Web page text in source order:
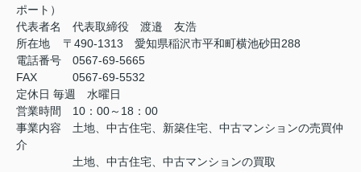
ポート）
代表者名 代表取締役 渡邉 友浩
所在地 〒490-1313 愛知県稲沢市平和町横池砂田288
電話番号 0567-69-5665
FAX
0567-69-5532
定休日 毎週 水曜日
営業時間 10：00～18：00
事業内容 土地、中古住宅、新築住宅、中古マンションの売買仲
介
土地、中古住宅、中古マンションの買取